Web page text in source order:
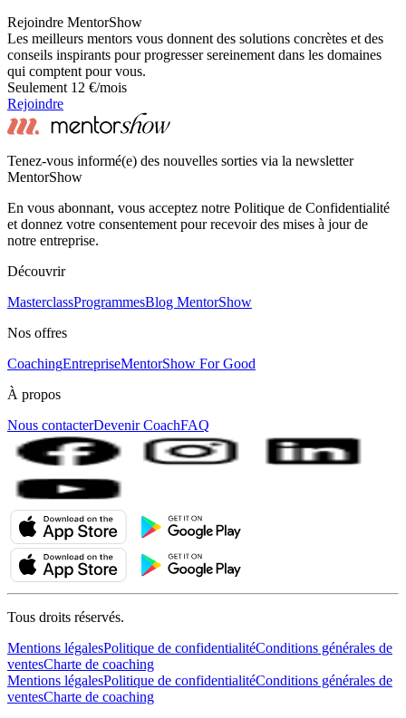
Rejoindre MentorShow
Les meilleurs mentors vous donnent des solutions concrètes et des
conseils inspirants pour progresser sereinement dans les domaines
qui comptent pour vous.
Seulement 12 €/mois
Rejoindre
Tenez-vous informé(e) des nouvelles sorties via la newsletter
MentorShow
En vous abonnant, vous acceptez notre Politique de Confidentialité
et donnez votre consentement pour recevoir des mises à jour de
notre entreprise.
Découvrir
MasterclassProgrammesBlog MentorShow
Nos offres
CoachingEntrepriseMentorShow For Good
À propos
Nous contacterDevenir CoachFAQ
Tous droits réservés.
Mentions légalesPolitique de confidentialitéConditions générales de
ventesCharte de coaching
Mentions légalesPolitique de confidentialitéConditions générales de
ventesCharte de coaching